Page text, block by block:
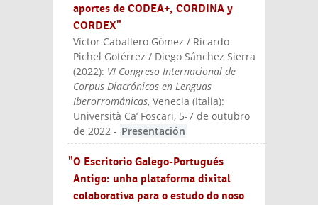
aportes de CODEA+, CORDINA y
CORDEX"
Víctor Caballero Gómez / Ricardo
Pichel Gotérrez / Diego Sánchez Sierra
(2022): VI Congreso Internacional de
Corpus Diacrónicos en Lenguas
Iberorrománicas, Venecia (Italia):
Università Ca’ Foscari, 5-7 de outubro
de 2022 - Presentación
"O Escritorio Galego-Portugués
Antigo: unha plataforma dixital
colaborativa para o estudo do noso